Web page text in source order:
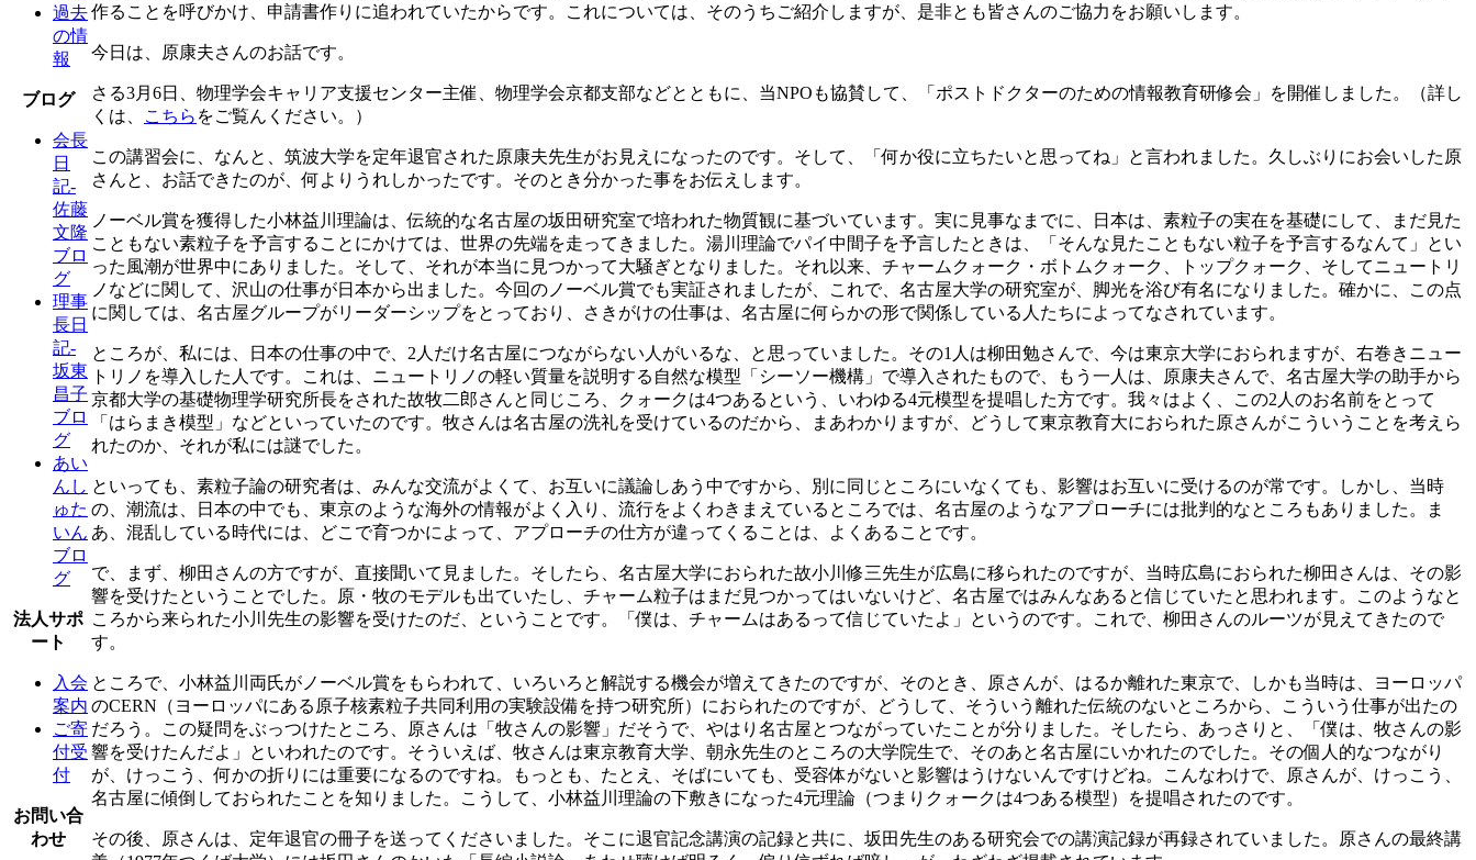
過去
の情
報
ブログ
会長
日
記-
佐藤
文隆
ブロ
グ
理事
長日
記-
坂東
昌子
ブロ
グ
あい
んし
ゅた
いん
ブロ
グ
法人サポ
ート
入会
案内
ご寄
付受
付
お問い合
わせ
作ることを呼びかけ、申請書作りに追われていたからです。これについては、そのうちご紹介しますが、是非とも皆さんのご協力をお願いします。
今日は、原康夫さんのお話です。
さる3月6日、物理学会キャリア支援センター主催、物理学会京都支部などとともに、当NPOも協賛して、「ポストドクターのための情報教育研修会」を開催しました。（詳し
くは、
こちら をご覧んください。）
この講習会に、なんと、筑波大学を定年退官された原康夫先生がお見えになったのです。そして、「何か役に立ちたいと思ってね」と言われました。久しぶりにお会いした原
さんと、お話できたのが、何よりうれしかったです。そのとき分かった事をお伝えします。
ノーベル賞を獲得した小林益川理論は、伝統的な名古屋の坂田研究室で培われた物質観に基づいています。実に見事なまでに、日本は、素粒子の実在を基礎にして、まだ見た
こともない素粒子を予言することにかけては、世界の先端を走ってきました。湯川理論でパイ中間子を予言したときは、「そんな見たこともない粒子を予言するなんて」とい
った風潮が世界中にありました。そして、それが本当に見つかって大騒ぎとなりました。それ以来、チャームクォーク・ボトムクォーク、トップクォーク、そしてニュートリ
ノなどに関して、沢山の仕事が日本から出ました。今回のノーベル賞でも実証されましたが、これで、名古屋大学の研究室が、脚光を浴び有名になりました。確かに、この点
に関しては、名古屋グループがリーダーシップをとっており、さきがけの仕事は、名古屋に何らかの形で関係している人たちによってなされています。
ところが、私には、日本の仕事の中で、2人だけ名古屋につながらない人がいるな、と思っていました。その1人は柳田勉さんで、今は東京大学におられますが、右巻きニュー
トリノを導入した人です。これは、ニュートリノの軽い質量を説明する自然な模型「シーソー機構」で導入されたもので、もう一人は、原康夫さんで、名古屋大学の助手から
京都大学の基礎物理学研究所長をされた故牧二郎さんと同じころ、クォークは4つあるという、いわゆる4元模型を提唱した方です。我々はよく、この2人のお名前をとって
「はらまき模型」などといっていたのです。牧さんは名古屋の洗礼を受けているのだから、まあわかりますが、どうして東京教育大におられた原さんがこういうことを考えら
れたのか、それが私には謎でした。
といっても、素粒子論の研究者は、みんな交流がよくて、お互いに議論しあう中ですから、別に同じところにいなくても、影響はお互いに受けるのが常です。しかし、当時
の、潮流は、日本の中でも、東京のような海外の情報がよく入り、流行をよくわきまえているところでは、名古屋のようなアプローチには批判的なところもありました。ま
あ、混乱している時代には、どこで育つかによって、アプローチの仕方が違ってくることは、よくあることです。
で、まず、柳田さんの方ですが、直接聞いて見ました。そしたら、名古屋大学におられた故小川修三先生が広島に移られたのですが、当時広島におられた柳田さんは、その影
響を受けたということでした。原・牧のモデルも出ていたし、チャーム粒子はまだ見つかってはいないけど、名古屋ではみんなあると信じていたと思われます。このようなと
ころから来られた小川先生の影響を受けたのだ、ということです。「僕は、チャームはあるって信じていたよ」というのです。これで、柳田さんのルーツが見えてきたので
す。
ところで、小林益川両氏がノーベル賞をもらわれて、いろいろと解説する機会が増えてきたのですが、そのとき、原さんが、はるか離れた東京で、しかも当時は、ヨーロッパ
のCERN（ヨーロッパにある原子核素粒子共同利用の実験設備を持つ研究所）におられたのですが、どうして、そういう離れた伝統のないところから、こういう仕事が出たの
だろう。この疑問をぶっつけたところ、原さんは「牧さんの影響」だそうで、やはり名古屋とつながっていたことが分りました。そしたら、あっさりと、「僕は、牧さんの影
響を受けたんだよ」といわれたのです。そういえば、牧さんは東京教育大学、朝永先生のところの大学院生で、そのあと名古屋にいかれたのでした。その個人的なつながり
が、けっこう、何かの折りには重要になるのですね。もっとも、たとえ、そばにいても、受容体がないと影響はうけないんですけどね。こんなわけで、原さんが、けっこう、
名古屋に傾倒しておられたことを知りました。こうして、小林益川理論の下敷きになった4元理論（つまりクォークは4つある模型）を提唱されたのです。
その後、原さんは、定年退官の冊子を送ってくださいました。そこに退官記念講演の記録と共に、坂田先生のある研究会での講演記録が再録されていました。原さんの最終講